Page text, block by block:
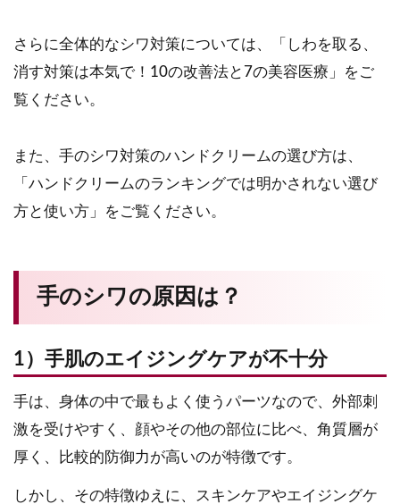
さらに全体的なシワ対策については、「しわを取る、
消す対策は本気で！10の改善法と7の美容医療」をご
覧ください。
また、手のシワ対策のハンドクリームの選び方は、
「ハンドクリームのランキングでは明かされない選び
方と使い方」をご覧ください。
手のシワの原因は？
1）手肌のエイジングケアが不十分
手は、身体の中で最もよく使うパーツなので、外部刺
激を受けやすく、顔やその他の部位に比べ、角質層が
厚く、比較的防御力が高いのが特徴です。
しかし、その特徴ゆえに、スキンケアやエイジングケ